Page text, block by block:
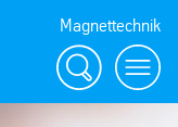
Magnettechnik
Suche
Menü